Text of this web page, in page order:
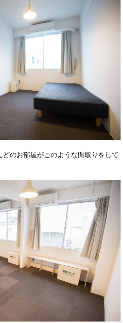
のお部屋がこのような間取りをして